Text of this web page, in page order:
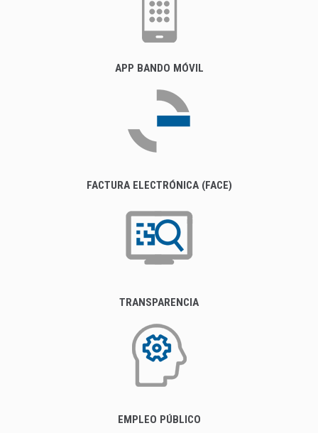
APP BANDO MÓVIL
FACTURA ELECTRÓNICA (FACE)
TRANSPARENCIA
EMPLEO PÚBLICO